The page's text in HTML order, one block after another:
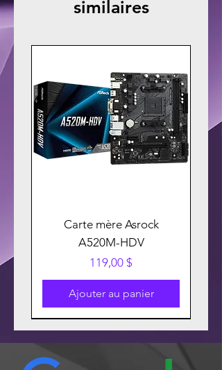
similaires
Carte mère Asrock
A520M-HDV
Prix
119,00 $
Ajouter au panier